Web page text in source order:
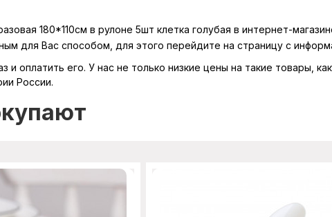
180*110см в рулоне 5шт клетка голубая в интернет-
для Вас способом, для этого перейдите на страницу с
и оплатить его. У нас не только низкие цены на такие товары,
России.